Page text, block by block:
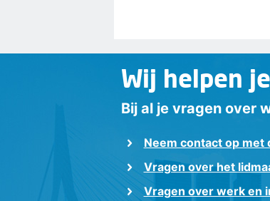
Wij helpen
Bij al je vragen over
Neem contact op met
Vragen over het
Vragen over werk en